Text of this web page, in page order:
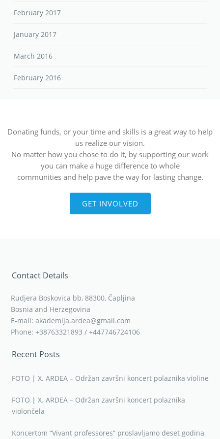
February 2017
January 2017
March 2016
February 2016
Donating funds, or your time and skills is a great way to help
us realize our vision.
No matter how you chose to do it, by supporting our work
you can make a huge difference to whole
communities and help pave the way for lasting change.
GET INVOLVED
Contact Details
Rudjera Boskovica bb, 88300, Čapljina
Bosnia and Herzegovina
E-mail: akademija.ardea@gmail.com
Phone: +38763321893 / +447746724106
Recent Posts
FOTO | X. ARDEA – Održan završni koncert polaznika violine
FOTO | X. ARDEA – Održan završni koncert polaznika
violončela
Koncertom “Vivant professores” proslavljamo deset godina